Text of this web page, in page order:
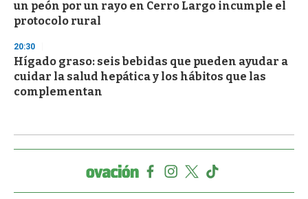
un peón por un rayo en Cerro Largo incumple el
protocolo rural
20:30
Hígado graso: seis bebidas que pueden ayudar a
cuidar la salud hepática y los hábitos que las
complementan